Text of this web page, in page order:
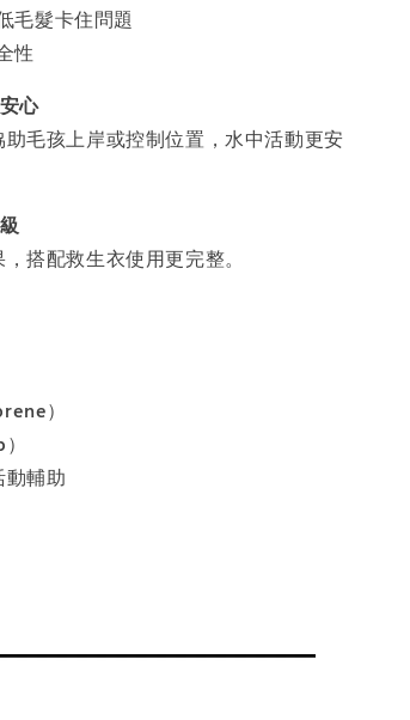
毛髮卡住問題
性
心
毛孩上岸或控制位置，水中活動更安
搭配救生衣使用更完整。
）
輔助